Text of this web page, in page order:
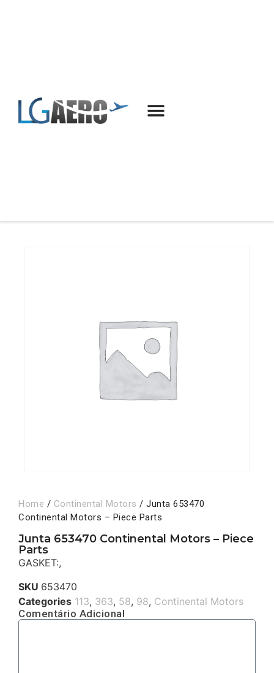
Home / Continental Motors / Junta 653470
Continental Motors – Piece Parts
Junta 653470 Continental Motors – Piece
Parts
GASKET:,
SKU 653470
Categories 113, 363, 58, 98, Continental Motors
Comentário Adicional